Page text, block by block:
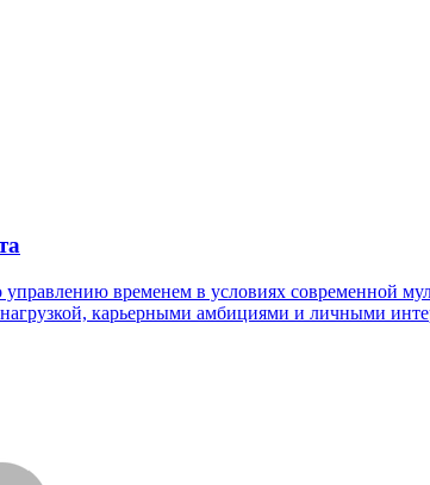
временем в условиях современной
карьерными амбициями и личными